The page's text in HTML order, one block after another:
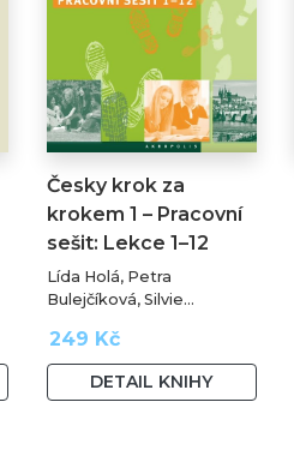
Česky krok za
krokem 1 – Pracovní
sešit: Lekce 1–12
Lída Holá, Petra
Bulejčíková, Silvie
249 Kč
DETAIL KNIHY